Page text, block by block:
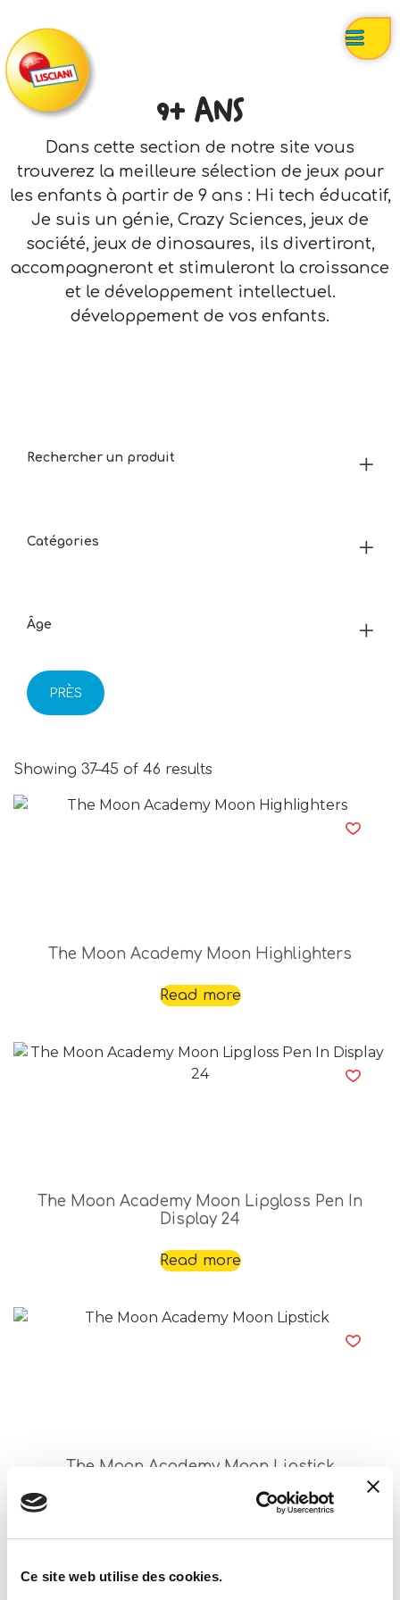
Ce site web utilise des cookies.
9+ ANS
Dans cette section de notre site vous
trouverez la meilleure sélection de jeux pour
les enfants à partir de 9 ans : Hi tech éducatif,
Je suis un génie, Crazy Sciences, jeux de
société, jeux de dinosaures, ils divertiront,
accompagneront et stimuleront la croissance
et le développement intellectuel.
développement de vos enfants.
Rechercher un produit
Catégories
Âge
PRÈS
Showing 37–45 of 46 results
The Moon Academy Moon Highlighters
Read more
The Moon Academy Moon Lipgloss Pen In
Display 24
Read more
The Moon Academy Moon Lipstick